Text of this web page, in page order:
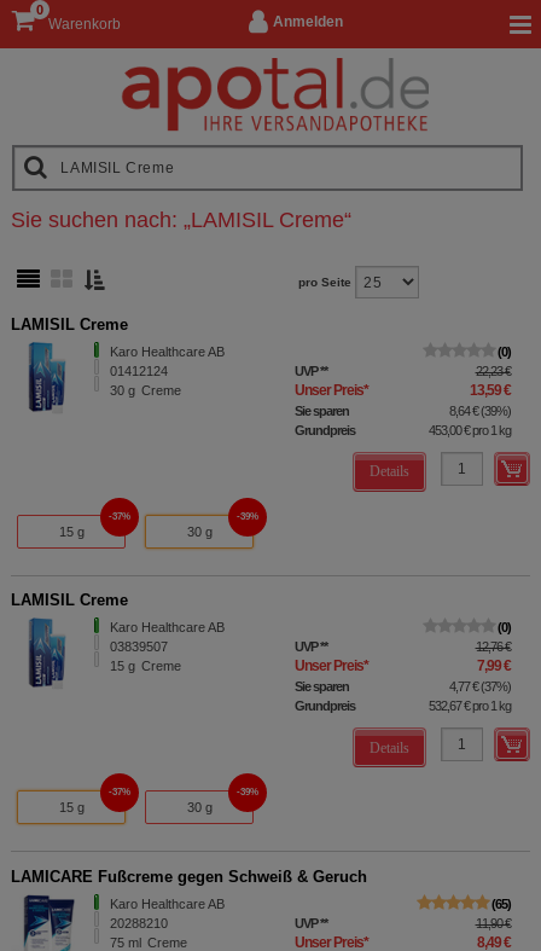
Anmelden
Warenkorb
0
Sie suchen nach: „LAMISIL Creme“
pro Seite
LAMISIL Creme
Karo Healthcare AB
01412124
30 g Creme
0
UVP** 22,23 €
Unser Preis* 13,59 €
Sie sparen 8,64 €(39%)
Grundpreis
453,00 €pro 1 kg
Details
15 g
37%
30 g
39%
LAMISIL Creme
Karo Healthcare AB
03839507
15 g Creme
0
UVP** 12,76 €
Unser Preis* 7,99 €
Sie sparen 4,77 €(37%)
Grundpreis
532,67 €pro 1 kg
Details
15 g
37%
30 g
39%
LAMICARE Fußcreme gegen Schweiß & Geruch
Karo Healthcare AB
20288210
75 ml Creme
65
UVP** 11,90 €
Unser Preis* 8,49 €